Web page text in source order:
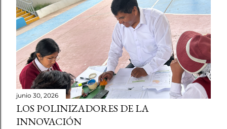
junio 30, 2026
LOS POLINIZADORES DE LA
INNOVACIÓN